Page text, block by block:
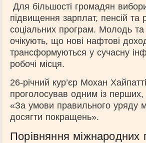
Для більшості громадян
підвищення зарплат, пенсій та
соціальних програм. Молодь та
очікують, що нові нафтові
трансформуються у сучасну
робочі місця.
26-річний кур’єр Мохан
проголосував одним із перших,
«За умови правильного уряду
досягти покращень».
Порівняння міжнародних